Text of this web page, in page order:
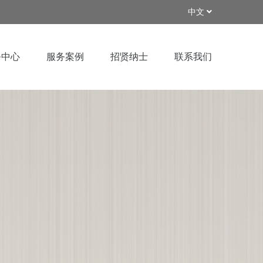
中文
心 服务案例 招贤纳士 联系我们